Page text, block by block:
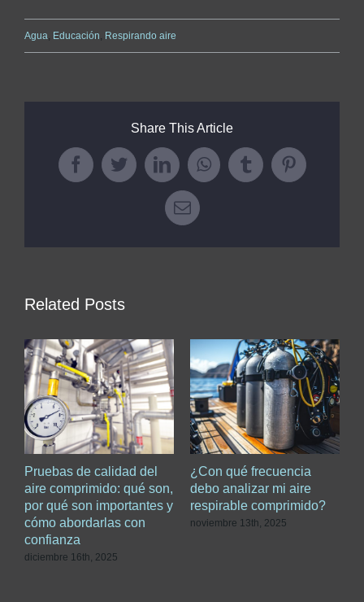
Agua Educación Respirando aire
Share This Article
FacebookTwitterLinkedInWhatsApp
TumblrPinterest
Email
Related Posts
Pruebas de calidad del
aire comprimido: qué son,
por qué son importantes y
cómo abordarlas con
confianza
diciembre 16th, 2025
¿Con qué frecuencia
debo analizar mi aire
respirable comprimido?
noviembre 13th, 2025